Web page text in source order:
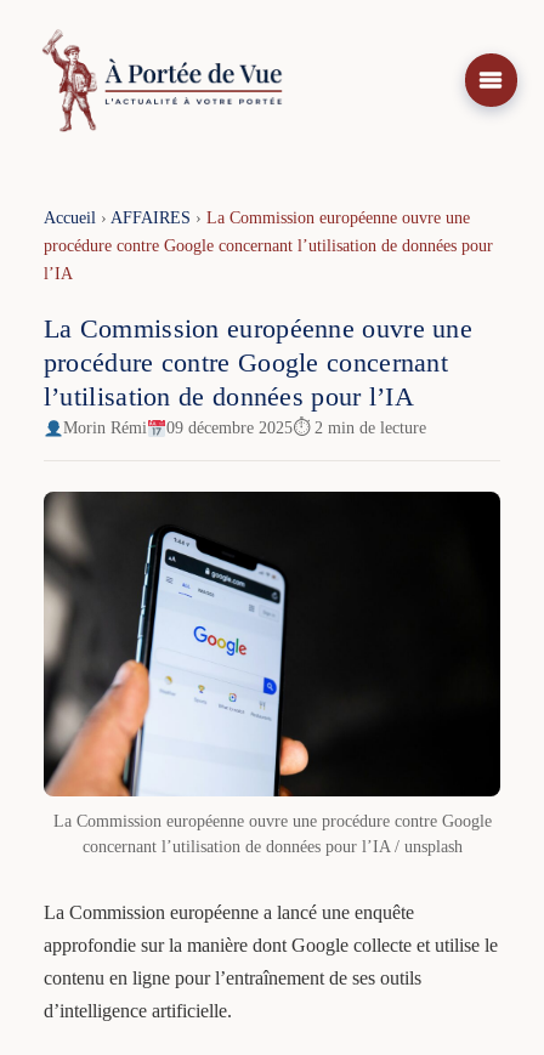
contenu
Accueil› AFFAIRES › La Commission européenne ouvre une
procédure contre Google concernant l’utilisation de données pour
l’IA
La Commission européenne ouvre une
procédure contre Google concernant
l’utilisation de données pour l’IA
Morin Rémi 09 décembre 2025⏱ 2 min de lecture
La Commission européenne ouvre une procédure contre Google
concernant l’utilisation de données pour l’IA / unsplash
La Commission européenne a lancé une enquête
approfondie sur la manière dont Google collecte et utilise le
contenu en ligne pour l’entraînement de ses outils
d’intelligence artificielle.